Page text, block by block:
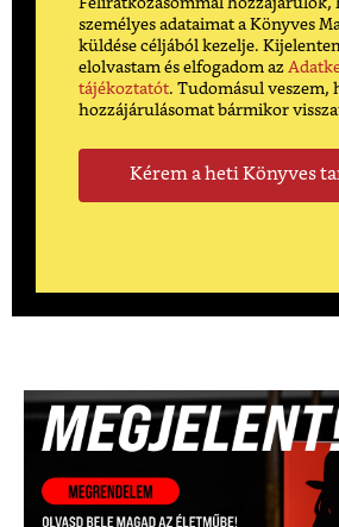
Feliratkozásommal hozzájárulok,
személyes adataimat a Könyves
küldése céljából kezelje.
elolvastam és elfogadom az
tájékoztatót. Tudomásul veszem,
hozzájárulásomat bármikor